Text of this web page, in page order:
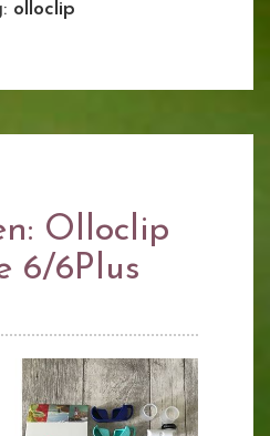
olloclip
Olloclip
6/6Plus